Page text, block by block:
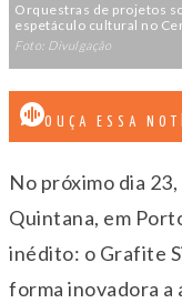
Orquestras de projetos
espetáculo cultural no
Foto: Divulgação
OUÇA ESSA
No próximo dia
Quintana, em
inédito: o Grafite
forma inovadora a